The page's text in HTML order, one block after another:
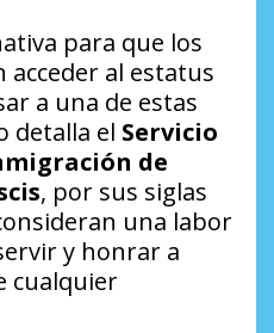
para que los
al estatus
a una de estas
detalla el Servicio
de
, por sus siglas
una labor
y honrar a
cualquier